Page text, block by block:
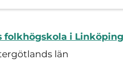
folkhögskola i Linköping
län